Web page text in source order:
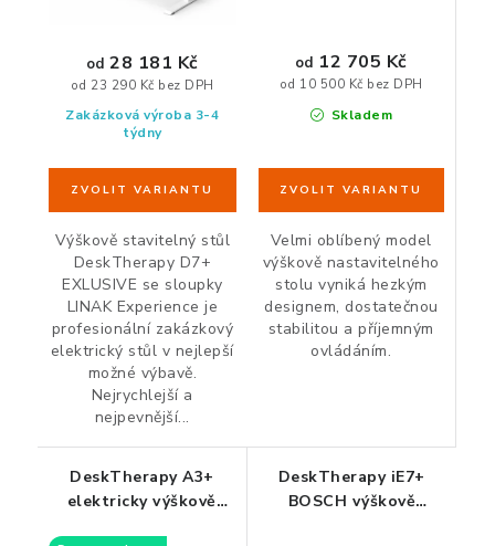
Zakázková výroba 3-4
týdny
od 23 290 Kč bez DPH
od 28 181 Kč
Výškově stavitelný stůl
DeskTherapy D7+
EXLUSIVE se sloupky
LINAK Experience je
profesionální zakázkový
elektrický stůl v nejlepší
možné výbavě.
Nejrychlejší a
nejpevnější...
Skladem
od 10 500 Kč bez DPH
od 12 705 Kč
Velmi oblíbený model
výškově nastavitelného
stolu vyniká hezkým
designem, dostatečnou
stabilitou a příjemným
ovládáním.
DeskTherapy A3+
elektricky výškově
DeskTherapy iE7+
BOSCH výškově